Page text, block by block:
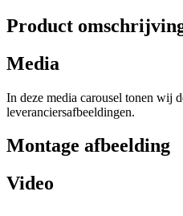
Product
Media
In deze media carousel tonen wij
leveranciersafbeeldingen.
Montage afbeelding
Video